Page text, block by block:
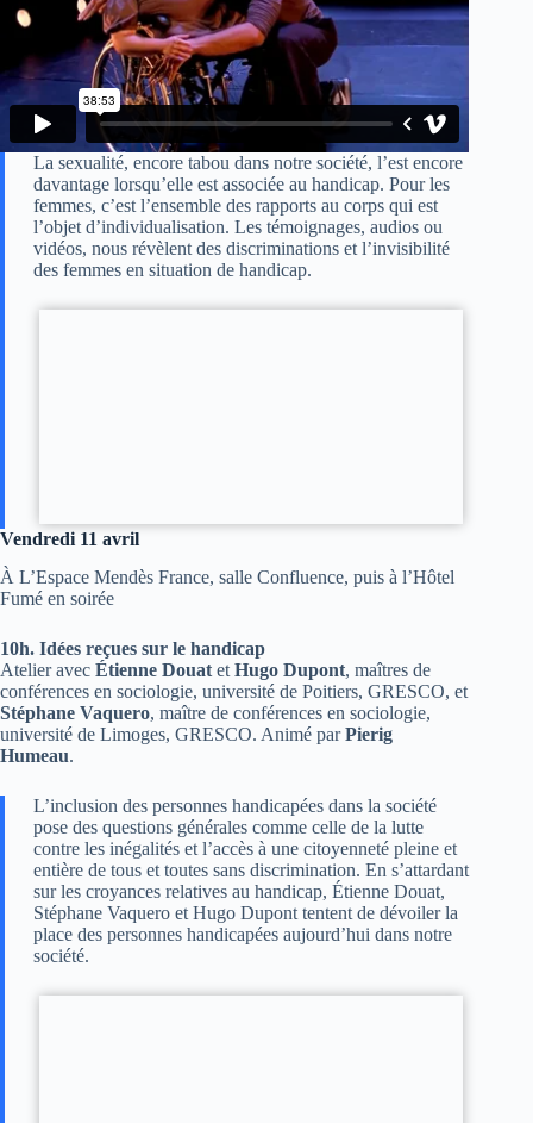
La sexualité, encore tabou dans notre société, l’est encore
davantage lorsqu’elle est associée au handicap. Pour les
femmes, c’est l’ensemble des rapports au corps qui est
l’objet d’individualisation. Les témoignages, audios ou
vidéos, nous révèlent des discriminations et l’invisibilité
des femmes en situation de handicap.
Vendredi 11 avril
À L’Espace Mendès France, salle Confluence, puis à l’Hôtel
Fumé en soirée
10h. Idées reçues sur le handicap
Atelier avec Étienne Douat et Hugo Dupont, maîtres de
conférences en sociologie, université de Poitiers, GRESCO, et
Stéphane Vaquero, maître de conférences en sociologie,
université de Limoges, GRESCO. Animé parPierig
Humeau.
L’inclusion des personnes handicapées dans la société
pose des questions générales comme celle de la lutte
contre les inégalités et l’accès à une citoyenneté pleine et
entière de tous et toutes sans discrimination. En s’attardant
sur les croyances relatives au handicap, Étienne Douat,
Stéphane Vaquero et Hugo Dupont tentent de dévoiler la
place des personnes handicapées aujourd’hui dans notre
société.